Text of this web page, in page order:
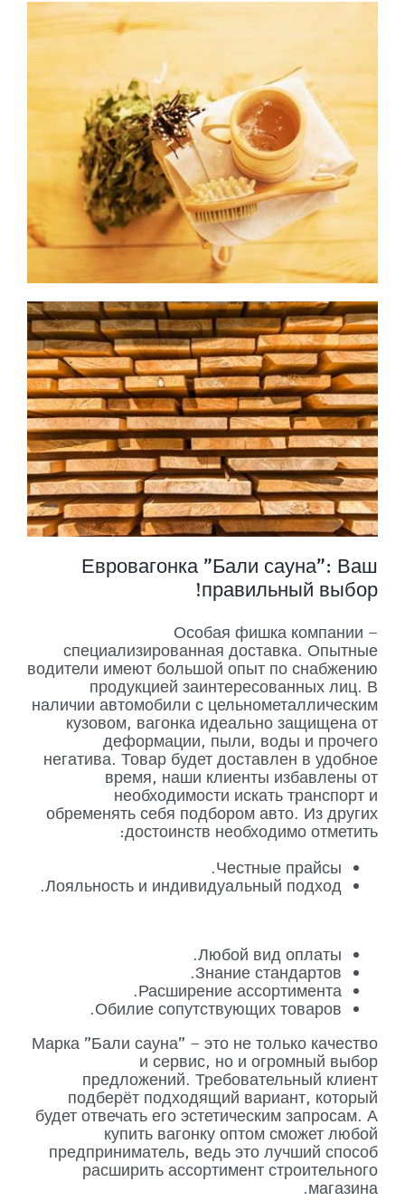
Евровагонка "Бали сауна": Ваш
правильный выбор!
Особая фишка компании –
специализированная доставка. Опытные
водители имеют большой опыт по снабжению
продукцией заинтересованных лиц. В
наличии автомобили с цельнометаллическим
кузовом, вагонка идеально защищена от
деформации, пыли, воды и прочего
негатива. Товар будет доставлен в удобное
время, наши клиенты избавлены от
необходимости искать транспорт и
обременять себя подбором авто. Из других
достоинств необходимо отметить:
Честные прайсы.
Лояльность и индивидуальный подход.
Любой вид оплаты.
Знание стандартов.
Расширение ассортимента.
Обилие сопутствующих товаров.
Марка "Бали сауна" – это не только качество
и сервис, но и огромный выбор
предложений. Требовательный клиент
подберёт подходящий вариант, который
будет отвечать его эстетическим запросам. А
купить вагонку оптом сможет любой
предприниматель, ведь это лучший способ
расширить ассортимент строительного
магазина.